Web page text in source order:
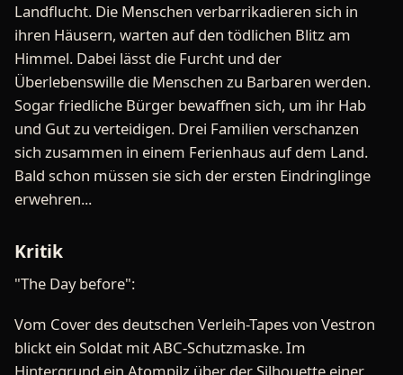
Landflucht. Die Menschen verbarrikadieren sich in
ihren Häusern, warten auf den tödlichen Blitz am
Himmel. Dabei lässt die Furcht und der
Überlebenswille die Menschen zu Barbaren werden.
Sogar friedliche Bürger bewaffnen sich, um ihr Hab
und Gut zu verteidigen. Drei Familien verschanzen
sich zusammen in einem Ferienhaus auf dem Land.
Bald schon müssen sie sich der ersten Eindringlinge
erwehren...
Kritik
"The Day before":
Vom Cover des deutschen Verleih-Tapes von Vestron
blickt ein Soldat mit ABC-Schutzmaske. Im